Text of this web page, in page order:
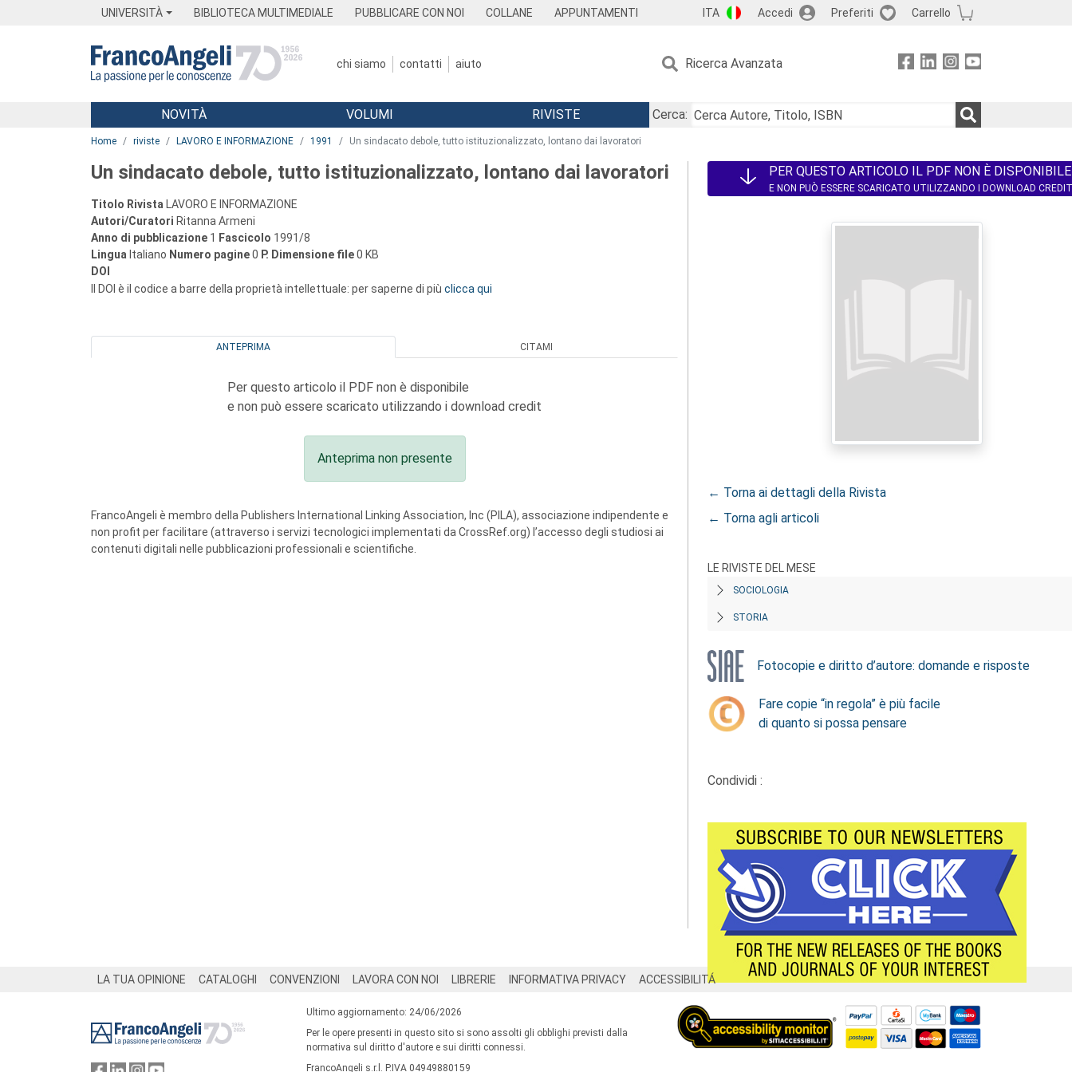
UNIVERSITÀ BIBLIOTECA MULTIMEDIALE PUBBLICARE CON NOI COLLANE APPUNTAMENTI ITA Accedi Preferiti Carrello
chi siamo contatti aiuto Ricerca Avanzata
Menu
NOVITÀ VOLUMI RIVISTE
Cerca:
Home riviste LAVORO E INFORMAZIONE 1991 Un sindacato debole, tutto istituzionalizzato, lontano dai lavoratori
Un sindacato debole, tutto istituzionalizzato, lontano dai lavoratori
Titolo Rivista LAVORO E INFORMAZIONE
Autori/Curatori Ritanna Armeni
Anno di pubblicazione 1 Fascicolo 1991/8
Lingua Italiano Numero pagine0 P. Dimensione file0 KB
DOI
Il DOI è il codice a barre della proprietà intellettuale: per saperne di più clicca qui
ANTEPRIMA CITAMI
Per questo articolo il PDF non è disponibile
e non può essere scaricato utilizzando i download credit
Anteprima non presente
FrancoAngeli è membro della Publishers International Linking Association, Inc (PILA), associazione indipendente e
non profit per facilitare (attraverso i servizi tecnologici implementati da CrossRef.org) l’accesso degli studiosi ai
contenuti digitali nelle pubblicazioni professionali e scientifiche.
PER QUESTO ARTICOLO IL PDF NON È DISPONIBILE
E NON PUÒ ESSERE SCARICATO UTILIZZANDO I DOWNLOAD CREDIT
← Torna ai dettagli della Rivista
← Torna agli articoli
LE RIVISTE DEL MESE
SOCIOLOGIA
STORIA
Fotocopie e diritto d’autore: domande e risposte
Fare copie “in regola” è più facile
di quanto si possa pensare
Condividi :
LA TUA OPINIONE CATALOGHI CONVENZIONI LAVORA CON NOI LIBRERIE INFORMATIVA PRIVACY ACCESSIBILITÁ
Ultimo aggiornamento: 24/06/2026
Per le opere presenti in questo sito si sono assolti gli obblighi previsti dalla
normativa sul diritto d'autore e sui diritti connessi.
FrancoAngeli s.r.l. P.IVA 04949880159